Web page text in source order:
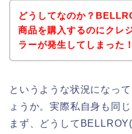
どうしてなのか？
商品を購入するのにクレ
ラーが発生してしまった
というような状況になっ
ょうか。実際私自身も同
まず、どうして